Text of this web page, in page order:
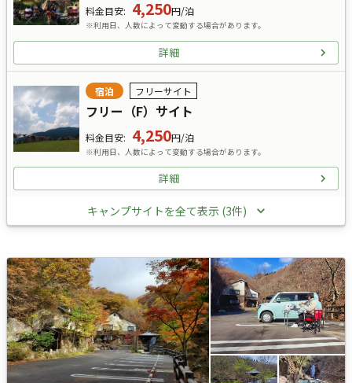
料金目安: 4,250円/泊
※利用日、人数によって変動する場合があります。
詳細
宿泊 フリーサイト
フリー（F）サイト
料金目安: 4,250円/泊
※利用日、人数によって変動する場合があります。
詳細
キャンプサイトを全て表示 (3件)